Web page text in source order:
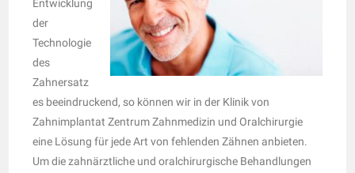
Entwicklung
der
Technologie
des
Zahnersatz
es beeindruckend, so können wir in der Klinik von
Zahnimplantat Zentrum Zahnmedizin und Oralchirurgie
eine Lösung für jede Art von fehlenden Zähnen anbieten.
Um die zahnärztliche und oralchirurgische Behandlungen